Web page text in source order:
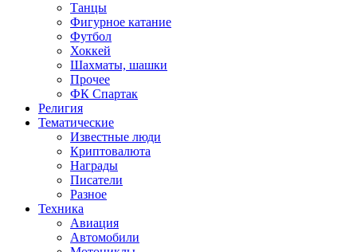
Танцы
Фигурное катание
Футбол
Хоккей
Шахматы, шашки
Прочее
ФК Спартак
Религия
Тематические
Известные люди
Криптовалюта
Награды
Писатели
Разное
Техника
Авиация
Автомобили